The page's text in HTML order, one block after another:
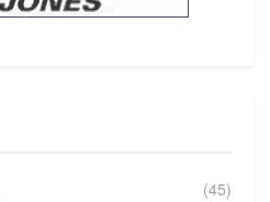
(45)